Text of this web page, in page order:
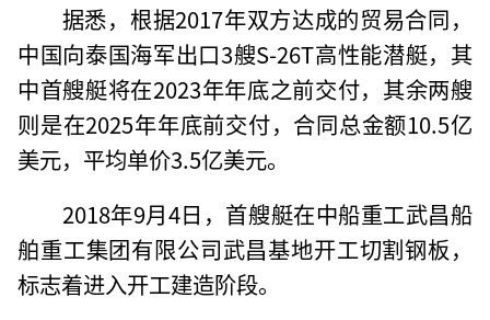
据悉，根据2017年双方达成的贸易合同，
中国向泰国海军出口3艘S-26T高性能潜艇，其
中首艘艇将在2023年年底之前交付，其余两艘
则是在2025年年底前交付，合同总金额10.5亿
美元，平均单价3.5亿美元。
2018年9月4日，首艘艇在中船重工武昌船
舶重工集团有限公司武昌基地开工切割钢板，
标志着进入开工建造阶段。